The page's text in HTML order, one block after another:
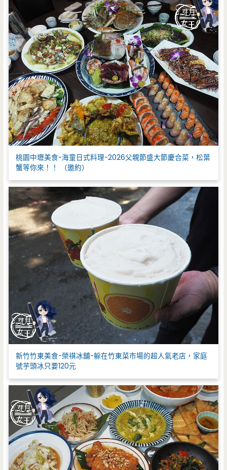
桃園中壢美食-海童日式料理-2026父親節盛大節慶合菜，松葉
蟹等你來！！ （邀約）
新竹竹東美食-榮祺冰舖-躲在竹東菜市場的超人氣老店，家庭
號芋頭冰只要120元